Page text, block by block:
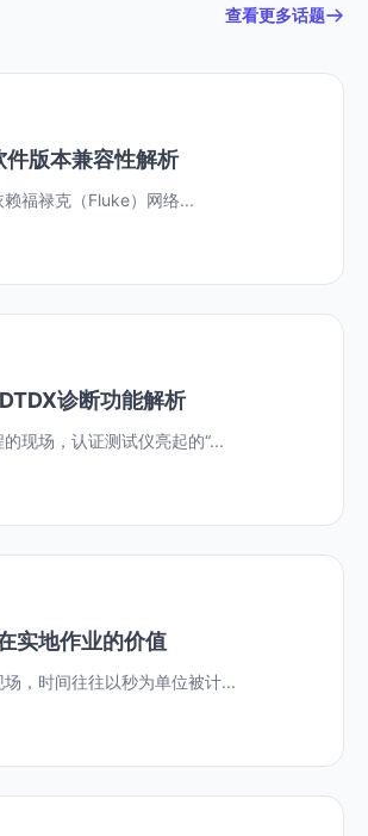
查看更多话题
版本兼容性解析
福禄克（Fluke）网络...
诊断功能解析
现场，认证测试仪亮起的“...
实地作业的价值
，时间往往以秒为单位被计...